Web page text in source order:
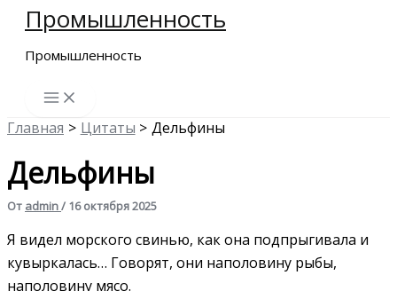
Перейти
содержимому
Промышленность
Промышленность
Главная Цитаты Дельфины
Дельфины
От admin/ 16 октября 2025
Я видел морского свинью, как она подпрыгивала и
кувыркалась… Говорят, они наполовину рыбы,
наполовину мясо.